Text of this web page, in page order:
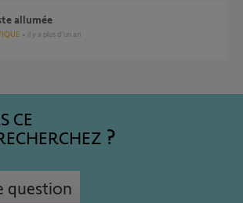
allumée
il y a plus d'un an
CE
question